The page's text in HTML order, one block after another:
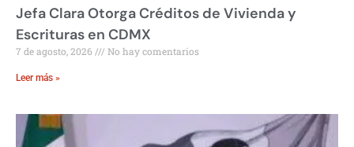
Jefa Clara Otorga Créditos de Vivienda y
Escrituras en CDMX
7 de agosto, 2026 No hay comentarios
Leer más »